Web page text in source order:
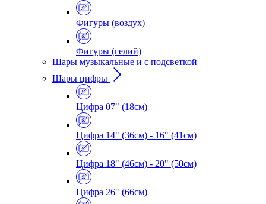
Фигуры (воздух)
Фигуры (гелий)
Шары музыкальные и с подсветкой
Шары цифры
Цифра 07" (18см)
Цифра 14" (36см) - 16" (41см)
Цифра 18" (46см) - 20" (50см)
Цифра 26" (66см)